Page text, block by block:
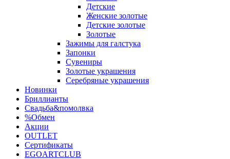
Детские
Женские золотые
Детские золотые
Золотые
Зажимы для галстука
Запонки
Сувениры
Золотые украшения
Серебряные украшения
Новинки
Бриллианты
Свадьба&помолвка
%Обмен
Акции
OUTLET
Сертификаты
EGOARTCLUB